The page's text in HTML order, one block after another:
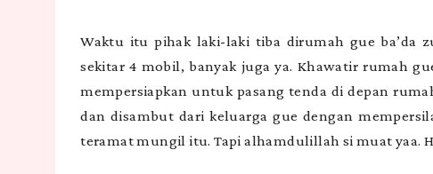
Waktu itu pihak laki-laki tiba dirumah gue ba’da
sekitar 4 mobil, banyak juga ya. Khawatir rumah
mempersiapkan untuk pasang tenda di depan
dan disambut dari keluarga gue dengan
teramat mungil itu. Tapi alhamdulillah si muat yaa.